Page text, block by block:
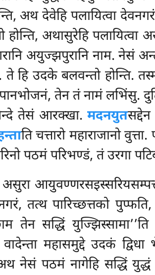
अथ देवेहि पलायित्वा
होन्ति, अथासुरेहि
अयुज्झपुरानि नाम.
ते हि उदके बलवन्तो होन्ति.
पानभोजनं, तेन तं नामं लभिंसु.
तेसं आरक्खा.मदनयुत
ति चत्तारो महाराजानो
पठमं परिभण्डं, तं उरगा
तत्थ पारिच्छत्तको
तेन सद्धिं
महासमुद्दे उदकं
नेसं पठमं नागेहि सद्धिं